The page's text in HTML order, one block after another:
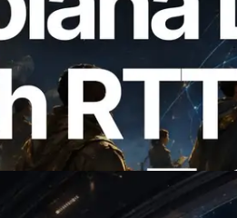
Slot API अब 7
मापता है — Validators
लॉन्च